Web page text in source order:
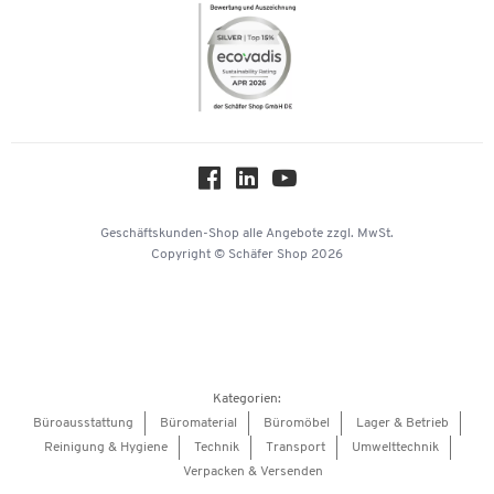
Geschäftskunden-Shop alle Angebote zzgl. MwSt.
Copyright © Schäfer Shop 2026
Kategorien:
Büroausstattung
Büromaterial Büromöbel
Lager & Betrieb
Reinigung & Hygiene
Technik Transport
Umwelttechnik
Verpacken & Versenden